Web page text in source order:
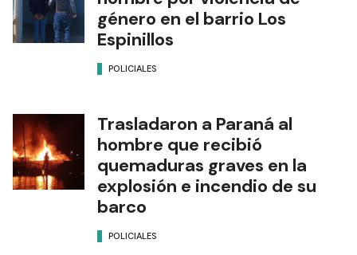
género en el barrio Los
Espinillos
POLICIALES
Trasladaron a Paraná al
hombre que recibió
quemaduras graves en la
explosión e incendio de su
barco
POLICIALES